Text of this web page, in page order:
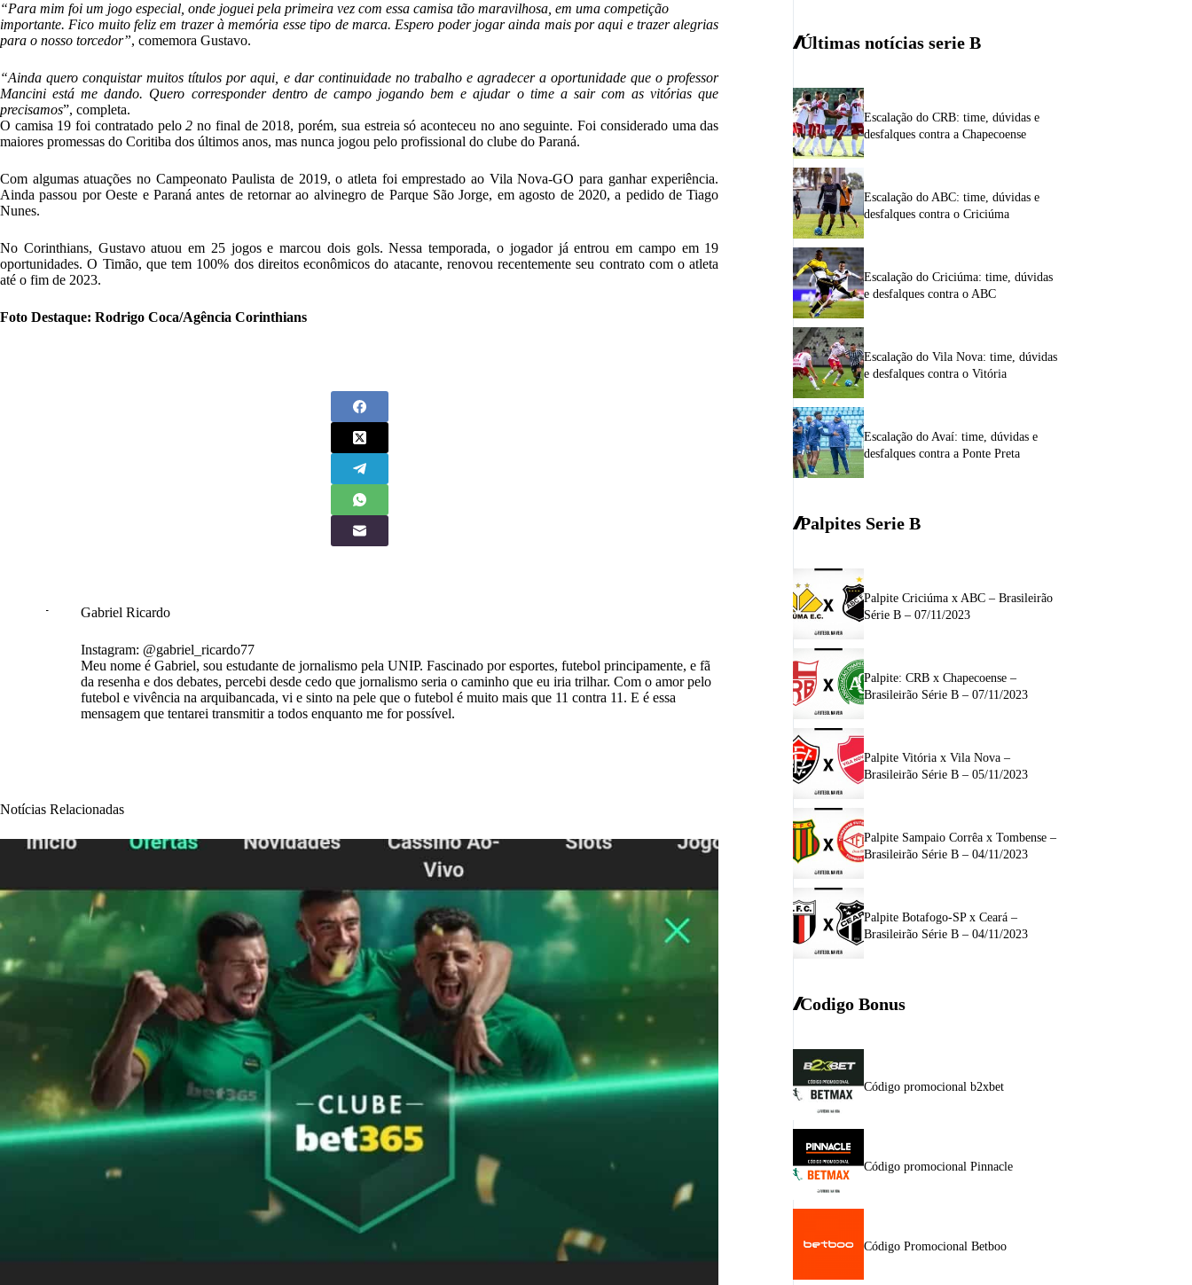
“Para mim foi um jogo especial, onde joguei pela primeira vez com essa camisa tão maravilhosa, em uma competição
importante. Fico muito feliz em trazer à memória esse tipo de marca. Espero poder jogar ainda mais por aqui e trazer alegrias
para o nosso torcedor”, comemora Gustavo.
“Ainda quero conquistar muitos títulos por aqui, e dar continuidade no trabalho e agradecer a oportunidade que o professor
Mancini está me dando. Quero corresponder dentro de campo jogando bem e ajudar o time a sair com as vitórias que
precisamos”, completa.
O camisa 19 foi contratado pelo2 no final de 2018, porém, sua estreia só aconteceu no ano seguinte. Foi considerado uma das
maiores promessas do Coritiba dos últimos anos, mas nunca jogou pelo profissional do clube do Paraná.
Com algumas atuações no Campeonato Paulista de 2019, o atleta foi emprestado ao Vila Nova-GO para ganhar experiência.
Ainda passou por Oeste e Paraná antes de retornar ao alvinegro de Parque São Jorge, em agosto de 2020, a pedido de Tiago
Nunes.
No Corinthians, Gustavo atuou em 25 jogos e marcou dois gols. Nessa temporada, o jogador já entrou em campo em 19
oportunidades. O Timão, que tem 100% dos direitos econômicos do atacante, renovou recentemente seu contrato com o atleta
até o fim de 2023.
Foto Destaque: Rodrigo Coca/Agência Corinthians
Gabriel Ricardo
Instagram: @gabriel_ricardo77
Meu nome é Gabriel, sou estudante de jornalismo pela UNIP. Fascinado por esportes, futebol principamente, e fã
da resenha e dos debates, percebi desde cedo que jornalismo seria o caminho que eu iria trilhar. Com o amor pelo
futebol e vivência na arquibancada, vi e sinto na pele que o futebol é muito mais que 11 contra 11. E é essa
mensagem que tentarei transmitir a todos enquanto me for possível.
Notícias Relacionadas
Últimas notícias serie B
Escalação do CRB: time, dúvidas e
desfalques contra a Chapecoense
Escalação do ABC: time, dúvidas e
desfalques contra o Criciúma
Escalação do Criciúma: time, dúvidas
e desfalques contra o ABC
Escalação do Vila Nova: time, dúvidas
e desfalques contra o Vitória
Escalação do Avaí: time, dúvidas e
desfalques contra a Ponte Preta
Palpites Serie B
Palpite Criciúma x ABC – Brasileirão
Série B – 07/11/2023
Palpite: CRB x Chapecoense –
Brasileirão Série B – 07/11/2023
Palpite Vitória x Vila Nova –
Brasileirão Série B – 05/11/2023
Palpite Sampaio Corrêa x Tombense –
Brasileirão Série B – 04/11/2023
Palpite Botafogo-SP x Ceará –
Brasileirão Série B – 04/11/2023
Codigo Bonus
Código promocional b2xbet
Código promocional Pinnacle
Código Promocional Betboo